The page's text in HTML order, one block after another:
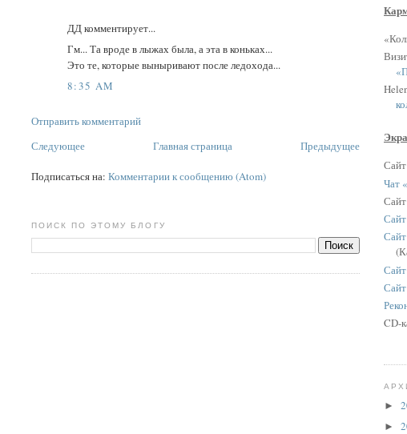
ДД комментирует...
Гм... Та вроде в лыжах была, а эта в коньках...
Это те, которые выныривают после ледохода...
8:35 AM
Отправить комментарий
Следующее
Предыдущее
Главная страница
Подписаться на: Комментарии к сообщению (Atom)
ПОИСК ПО ЭТОМУ БЛОГУ
Чат
CD-
►
►